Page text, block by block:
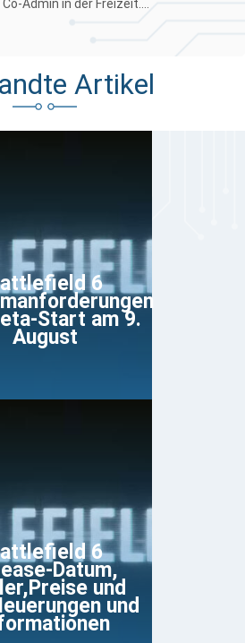
Admin in der Freizeit....
Artikel
6
Start am 9.
August
6
Datum,
und
und